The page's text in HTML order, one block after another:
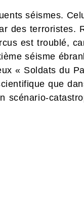
séismes.
des terroristes.
est troublé,
séisme
« Soldats du
que
scénario-